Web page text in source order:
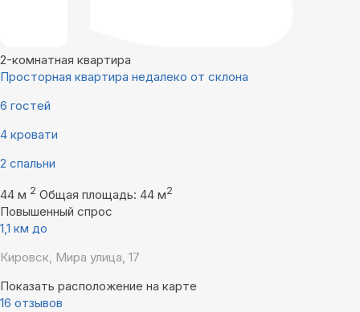
2-комнатная квартира
Просторная квартира недалеко от склона
6 гостей
4 кровати
2 спальни
44 м 2 Общая площадь: 44 м2
Повышенный спрос
1,1 км до
Кировск, Мира улица, 17
Показать расположение на карте
16 отзывов